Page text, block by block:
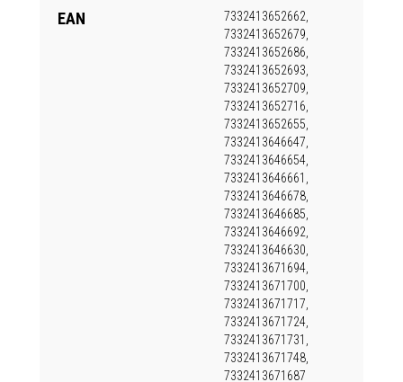
EAN
7332413652662,
7332413652679,
7332413652686,
7332413652693,
7332413652709,
7332413652716,
7332413652655,
7332413646647,
7332413646654,
7332413646661,
7332413646678,
7332413646685,
7332413646692,
7332413646630,
7332413671694,
7332413671700,
7332413671717,
7332413671724,
7332413671731,
7332413671748,
7332413671687